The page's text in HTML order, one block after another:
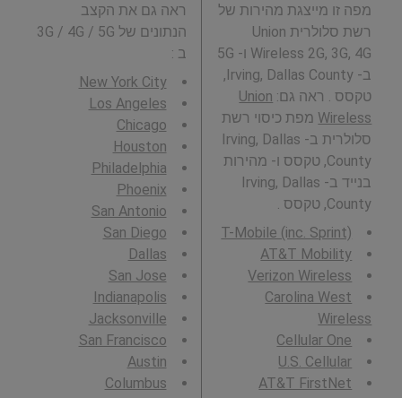
מפה זו מייצגת מהירות של
רשת סלולרית Union
Wireless 2G, 3G, 4G ו- 5G
ב- Irving, Dallas County,
טקסס . ראה גם: Union
Wireless מפת כיסוי רשת
סלולרית ב- Irving, Dallas
County, טקסס ו- מהירות
בנייד ב- Irving, Dallas
County, טקסס .
T-Mobile (inc. Sprint)
AT&T Mobility
Verizon Wireless
Carolina West
Wireless
Cellular One
U.S. Cellular
AT&T FirstNet
ראה גם את הקצב
הנתונים של 3G / 4G / 5G
ב :
New York City
Los Angeles
Chicago
Houston
Philadelphia
Phoenix
San Antonio
San Diego
Dallas
San Jose
Indianapolis
Jacksonville
San Francisco
Austin
Columbus